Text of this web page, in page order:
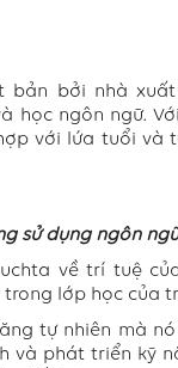
bản bởi nhà
học ngôn ngữ.
với lứa tuổi và
sử dụng ngôn
về trí tuệ
trong lớp học của
tự nhiên mà
và phát triển kỹ